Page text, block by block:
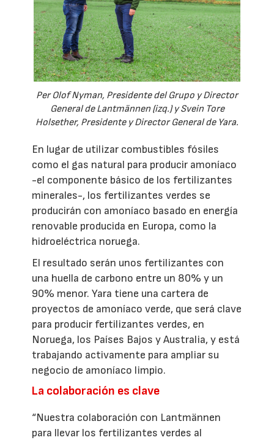
Per Olof Nyman, Presidente del Grupo y Director
General de Lantmännen (izq.) y Svein Tore
Holsether, Presidente y Director General de Yara.
En lugar de utilizar combustibles fósiles
como el gas natural para producir amoníaco
-el componente básico de los fertilizantes
minerales-, los fertilizantes verdes se
producirán con amoníaco basado en energía
renovable producida en Europa, como la
hidroeléctrica noruega.
El resultado serán unos fertilizantes con
una huella de carbono entre un 80% y un
90% menor. Yara tiene una cartera de
proyectos de amoníaco verde, que será clave
para producir fertilizantes verdes, en
Noruega, los Países Bajos y Australia, y está
trabajando activamente para ampliar su
negocio de amoníaco limpio.
La colaboración es clave
“Nuestra colaboración con Lantmännen
para llevar los fertilizantes verdes al